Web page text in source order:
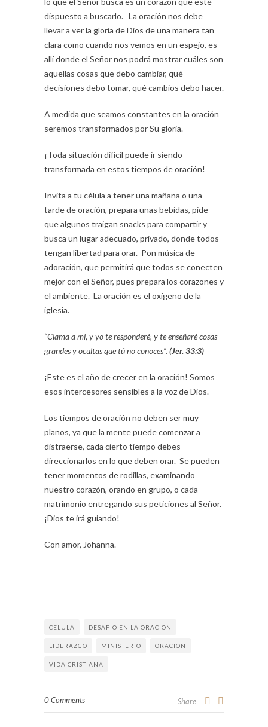
dispuesto a buscarlo. La oración nos debe
llevar a ver la gloria de Dios de una manera tan
clara como cuando nos vemos en un espejo, es
allí donde el Señor nos podrá mostrar cuáles son
aquellas cosas que debo cambiar, qué
decisiones debo tomar, qué cambios debo hacer.
A medida que seamos constantes en la oración
seremos transformados por Su gloria.
¡Toda situación difícil puede ir siendo
transformada en estos tiempos de oración!
Invita a tu célula a tener una mañana o una
tarde de oración, prepara unas bebidas, pide
que algunos traigan snacks para compartir y
busca un lugar adecuado, privado, donde todos
tengan libertad para orar. Pon música de
adoración, que permitirá que todos se conecten
mejor con el Señor, pues prepara los corazones y
el ambiente. La oración es el oxígeno de la
iglesia.
“Clama a mí, y yo te responderé, y te enseñaré cosas
grandes y ocultas que tú no conoces”. (Jer. 33:3)
¡Este es el año de crecer en la oración! Somos
esos intercesores sensibles a la voz de Dios.
Los tiempos de oración no deben ser muy
planos, ya que la mente puede comenzar a
distraerse, cada cierto tiempo debes
direccionarlos en lo que deben orar. Se pueden
tener momentos de rodillas, examinando
nuestro corazón, orando en grupo, o cada
matrimonio entregando sus peticiones al Señor.
¡Dios te irá guiando!
Con amor, Johanna.
CELULA DESAFIO EN LA ORACION
LIDERAZGO MINISTERIO ORACION
VIDA CRISTIANA
0 Comments Share